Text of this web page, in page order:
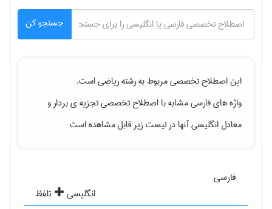
جستجو کن
این اصطلاح تخصصی مربوط به رشتهرياضیاست.
واژه های فارسی مشابه با اصطلاح تخصصیتجزیه ی بردارو
معادل انگلیسی آنها در لیست زیر قابل مشاهده است
فارسی
انگلیسی
تلفظ